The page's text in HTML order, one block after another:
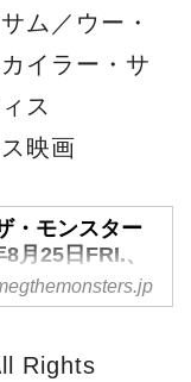
ム／ウー・
イラー・サ
ス
ス映画
・モンスター
月25日FRI.、
ョー！
25日FRI.、全国
Rights